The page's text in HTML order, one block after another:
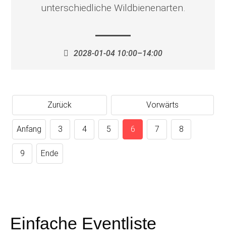
unterschiedliche Wildbienenarten.
2028-01-04 10:00–14:00
Zurück Vorwärts
Anfang 3 4 5 6 7 8
9 Ende
Einfache Eventliste